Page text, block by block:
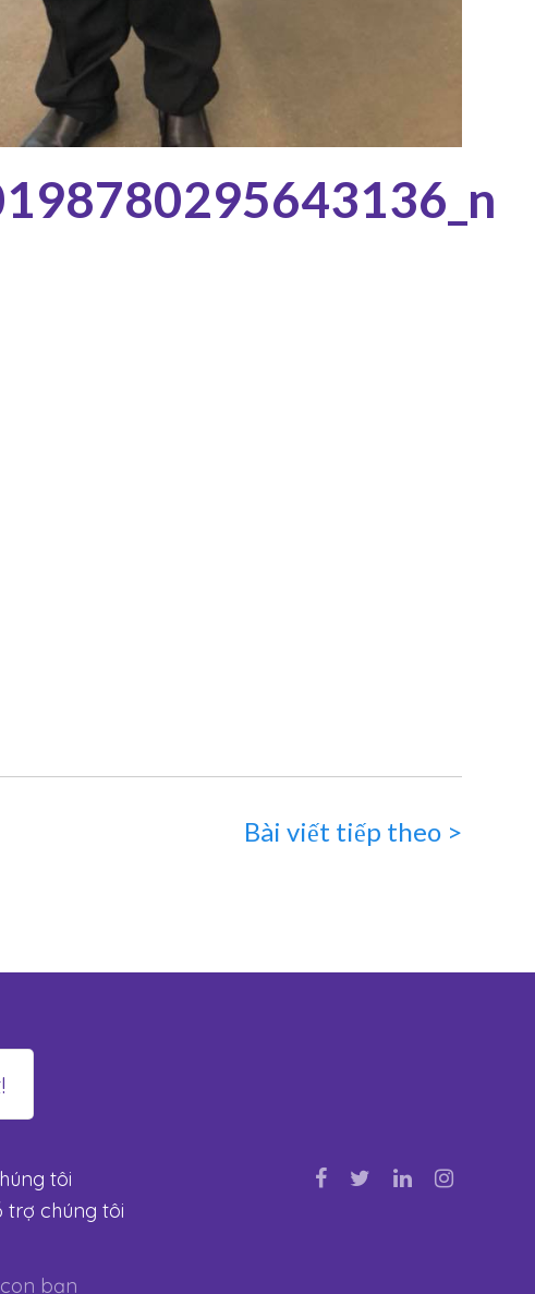
Bài viết tiếp theo >
tôi
trợ chúng tôi
bạn